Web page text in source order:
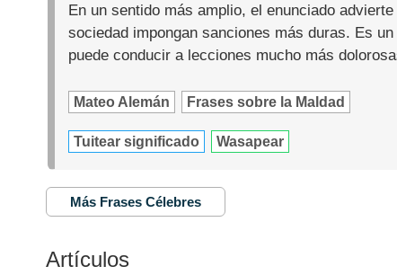
En un sentido más amplio, el enunciado
sociedad impongan sanciones más duras. Es
puede conducir a lecciones mucho más
Mateo Alemán Frases sobre la Maldad
Tuitear significado Wasapear
Más Frases Célebres
Artículos